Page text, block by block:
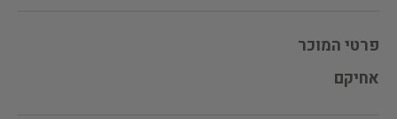
פרטי המוכר
אחיקם